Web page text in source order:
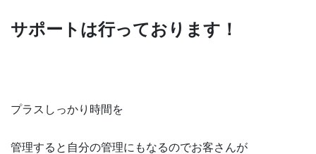
サポートは行っております！
プラスしっかり時間を
管理すると自分の管理にもなるのでお客さんが